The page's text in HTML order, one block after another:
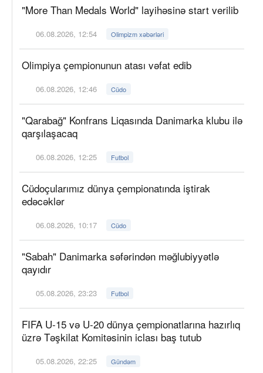
"More Than Medals World" layihəsinə start verilib
06.08.2026, 12:54 Olimpizm xəbərləri
Olimpiya çempionunun atası vəfat edib
06.08.2026, 12:46 Cüdo
"Qarabağ" Konfrans Liqasında Danimarka klubu ilə
qarşılaşacaq
06.08.2026, 12:25 Futbol
Cüdoçularımız dünya çempionatında iştirak
edəcəklər
06.08.2026, 10:17 Cüdo
"Sabah" Danimarka səfərindən məğlubiyyətlə
qayıdır
05.08.2026, 23:23 Futbol
FIFA U-15 və U-20 dünya çempionatlarına hazırlıq
üzrə Təşkilat Komitəsinin iclası baş tutub
05.08.2026, 22:25 Gündəm